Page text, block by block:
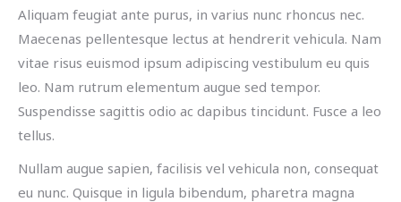
Aliquam feugiat ante purus, in varius nunc rhoncus nec.
Maecenas pellentesque lectus at hendrerit vehicula. Nam
vitae risus euismod ipsum adipiscing vestibulum eu quis
leo. Nam rutrum elementum augue sed tempor.
Suspendisse sagittis odio ac dapibus tincidunt. Fusce a leo
tellus.
Nullam augue sapien, facilisis vel vehicula non, consequat
eu nunc. Quisque in ligula bibendum, pharetra magna